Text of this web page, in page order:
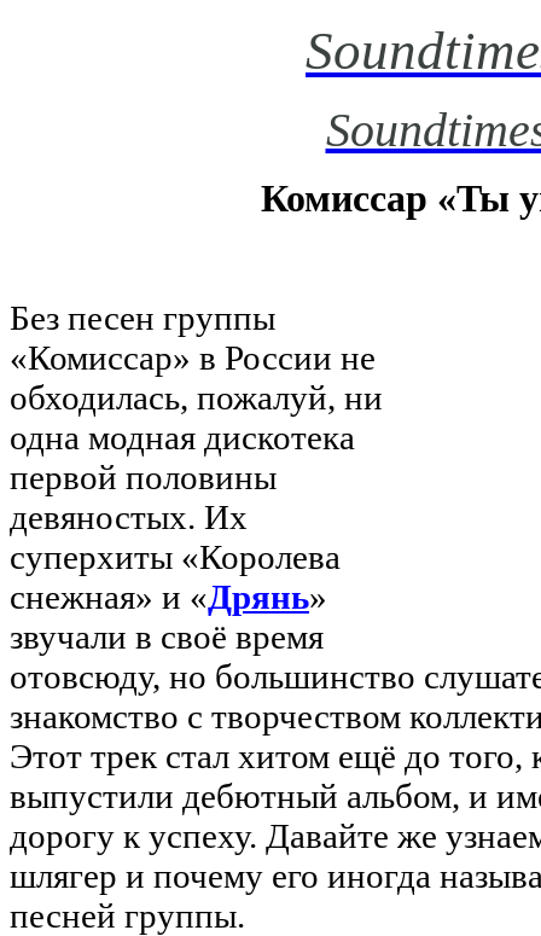
Комиссар «Ты
Без песен группы
«Комиссар» в России не
обходилась, пожалуй, ни
одна модная дискотека
первой половины
девяностых. Их
суперхиты «Королева
снежная» и «Дрянь»
звучали в своё время
отовсюду, но большинство
знакомство с творчеством
Этот трек стал хитом ещё до того,
выпустили дебютный альбом, и
дорогу к успеху. Давайте же
шлягер и почему его иногда
песней группы.